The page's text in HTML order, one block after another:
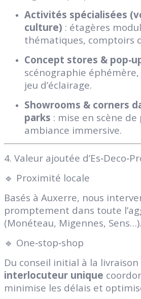
Activités spécialisées
culture) : étagères
thématiques, comptoirs
Concept stores &
scénographie
jeu d’éclairage.
Showrooms & corners
parks : mise en scène
ambiance immersive.
4. Valeur ajoutée
🔹 Proximité locale
Basés à Auxerre, nous
promptement dans toute
(Monéteau, Migennes, Sens…).
🔹 One‑stop‑shop
Du conseil initial à la livraison
interlocuteur unique
minimise les délais et